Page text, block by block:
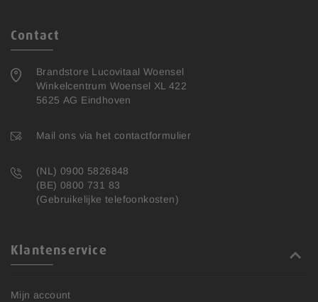
Contact
Brandstore Lucovitaal Woensel
Winkelcentrum Woensel XL 422
5625 AG Eindhoven
Mail ons via het contactformulier
(NL) 0900 5826848
(BE) 0800 731 83
(Gebruikelijke telefoonkosten)
Klantenservice
Mijn account